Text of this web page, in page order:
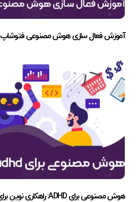
آموزش فعال سازی هوش مصنوعی فتوشاپ
هوش مصنوعی برای ADHD: راهکاری نوین برای مدیریت تمرکز و بهبود